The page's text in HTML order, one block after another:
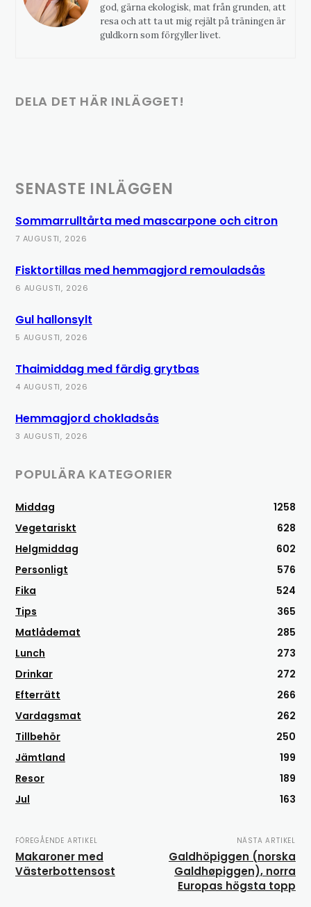
god, gärna ekologisk, mat från grunden, att
resa och att ta ut mig rejält på träningen är
guldkorn som förgyller livet.
DELA DET HÄR INLÄGGET!
SENASTE INLÄGGEN
Sommarrulltårta med mascarpone och citron
7 AUGUSTI, 2026
Fisktortillas med hemmagjord remouladsås
6 AUGUSTI, 2026
Gul hallonsylt
5 AUGUSTI, 2026
Thaimiddag med färdig grytbas
4 AUGUSTI, 2026
Hemmagjord chokladsås
3 AUGUSTI, 2026
POPULÄRA KATEGORIER
Middag
1258
Vegetariskt
628
Helgmiddag
602
Personligt
576
Fika
524
Tips
365
Matlådemat
285
Lunch
273
Drinkar
272
Efterrätt
266
Vardagsmat
262
Tillbehör
250
Jämtland
199
Resor
189
Jul
163
FÖREGÅENDE ARTIKEL
Makaroner med
Västerbottensost
NÄSTA ARTIKEL
Galdhöpiggen (norska
Galdhøpiggen), norra
Europas högsta topp